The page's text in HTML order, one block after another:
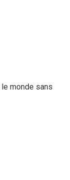
monde sans